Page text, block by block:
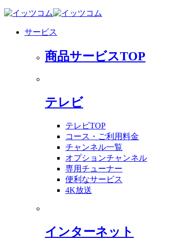
サービス
商品サービスTOP
テレビ
テレビTOP
コース・ご利用料金
チャンネル一覧
オプションチャンネル
専用チューナー
便利なサービス
4K放送
インターネット